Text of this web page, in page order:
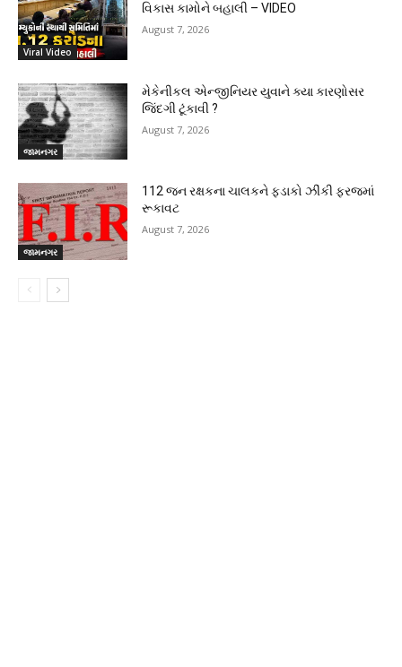
Viral Video
વિકાસ કામોને બહાલી – VIDEO
August 7, 2026
જામનગર
મેકેનીકલ એન્જીનિયર યુવાને ક્યા કારણોસર
જિંદગી ટૂંકાવી ?
August 7, 2026
જામનગર
112 જન રક્ષકના ચાલકને ફડાકો ઝીંકી ફરજમાં
રૂકાવટ
August 7, 2026